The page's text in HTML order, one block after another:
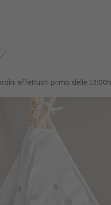
effettuati prima delle 13:00h